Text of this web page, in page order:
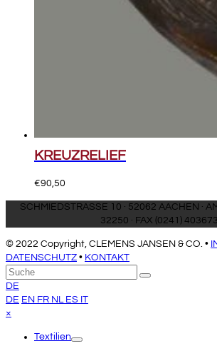
KREUZRELIEF
€90,50
SCHMIEDSTRASSE 10 · 52062 AACHEN ·
32250 · FAX (0241) 403673
© 2022 Copyright, CLEMENS JANSEN & CO. •
DATENSCHUTZ • KONTAKT
An
den
Anfang
scrollen
Suche
Senden
DE
DE EN FR NL ES IT
×
menuTextilien